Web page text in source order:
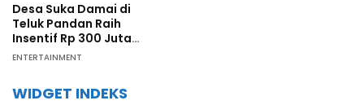
Desa Suka Damai di
Teluk Pandan Raih
Insentif Rp 300 Juta
dari Pengelolaan
ENTERTAINMENT
WIDGET INDEKS